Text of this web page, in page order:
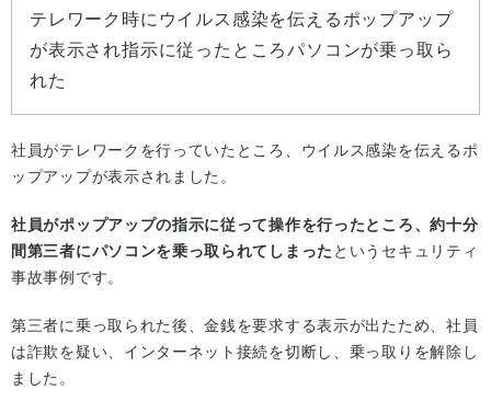
テレワーク時にウイルス感染を伝えるポップアップ
が表示され指示に従ったところパソコンが乗っ取ら
れた
社員がテレワークを行っていたところ、ウイルス感染を伝えるポ
ップアップが表示されました。
社員がポップアップの指示に従って操作を行ったところ、約十分
間第三者にパソコンを乗っ取られてしまった というセキュリティ
事故事例です。
第三者に乗っ取られた後、金銭を要求する表示が出たため、社員
は詐欺を疑い、インターネット接続を切断し、乗っ取りを解除し
ました。